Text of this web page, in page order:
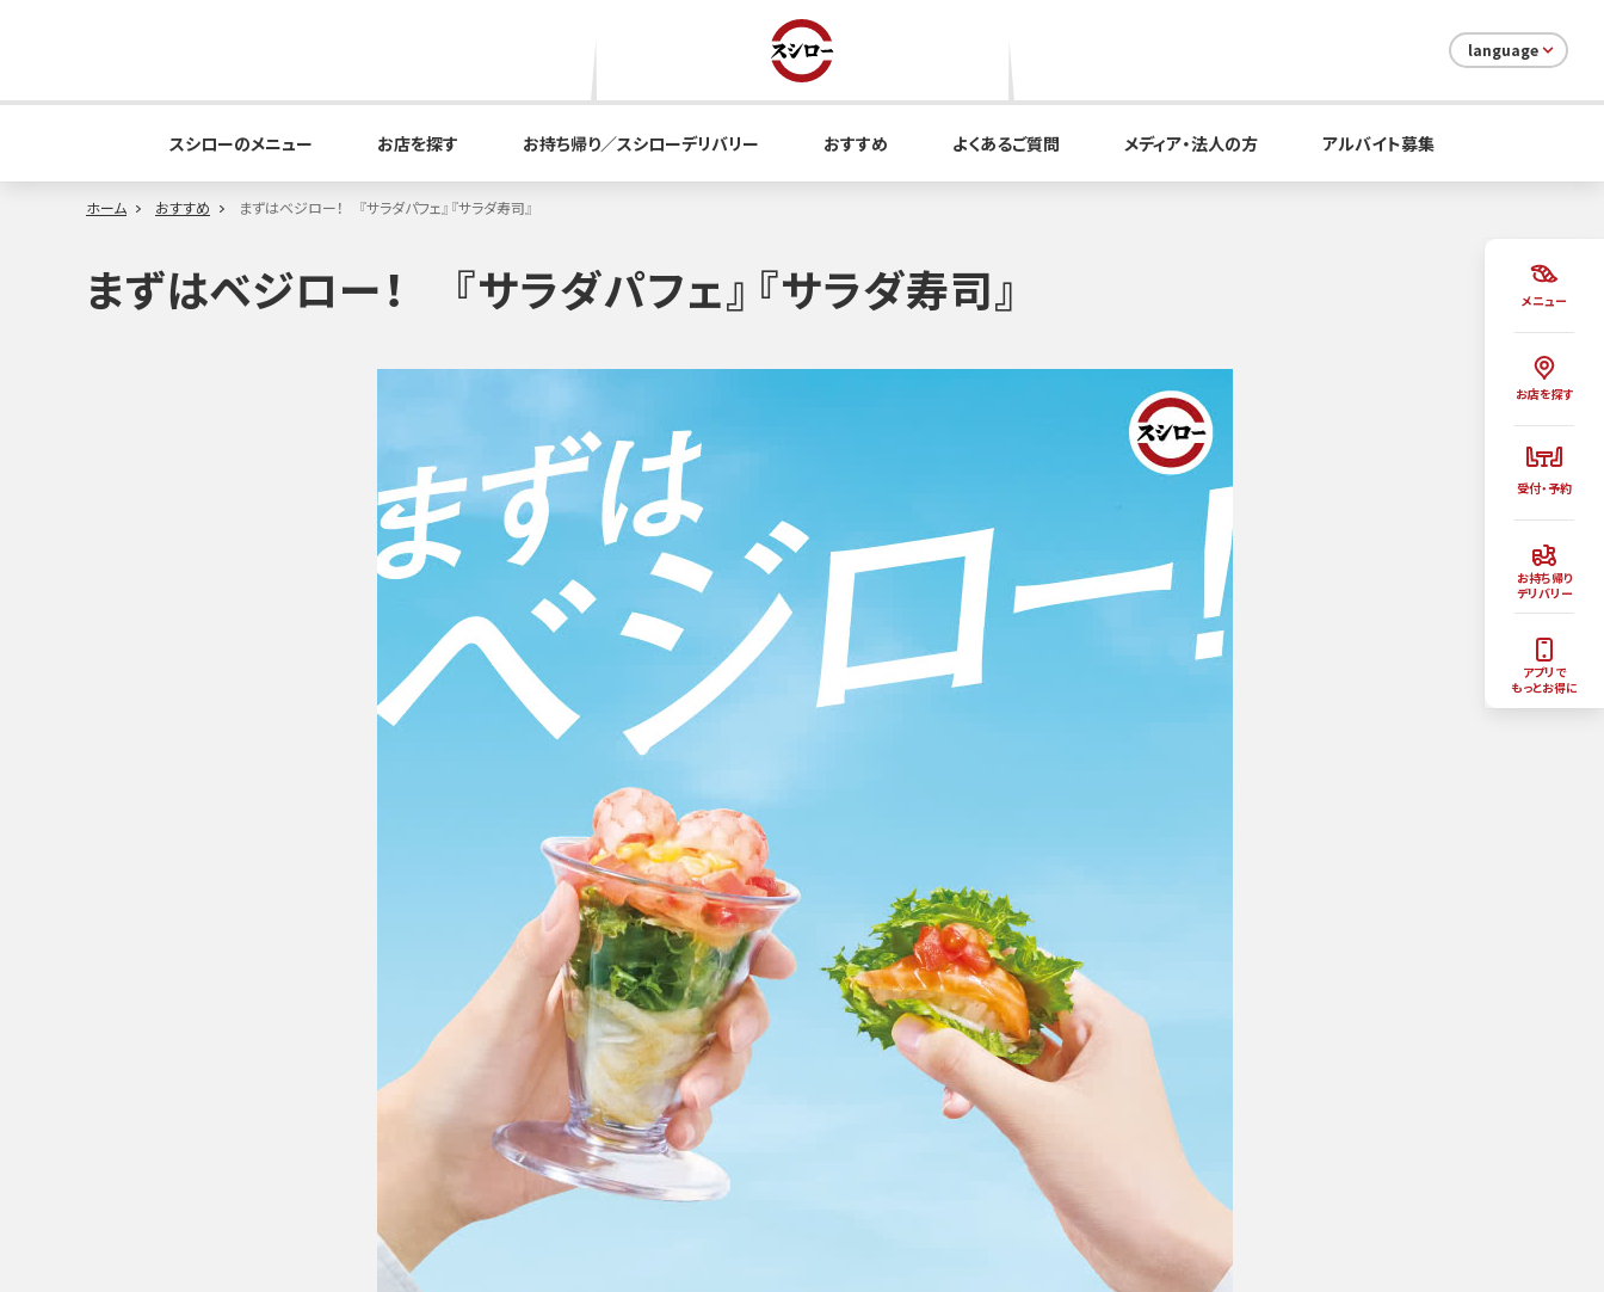
メニュー
お店を探す
受付・予約
お持ち帰り
デリバリー
アプリで
もっとお得に
language
スシローのメニュー お店を探す お持ち帰り／スシローデリバリー おすすめ よくあるご質問 メディア・法人の方 アルバイト募集
ホーム おすすめ まずはベジロー！ 『サラダパフェ』『サラダ寿司』
まずはベジロー！ 『サラダパフェ』『サラダ寿司』